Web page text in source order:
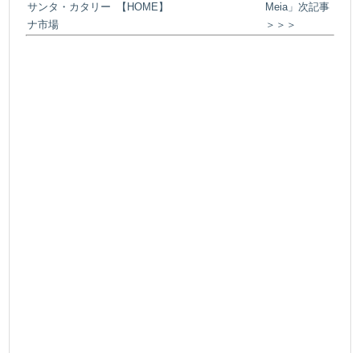
サンタ・カタリー
ナ市場
【HOME】
Meia」次記事
＞＞＞